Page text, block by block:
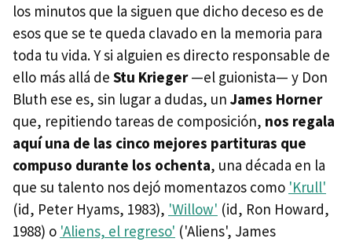
los minutos que la siguen que dicho deceso es de
esos que se te queda clavado en la memoria para
toda tu vida. Y si alguien es directo responsable de
ello más allá de Stu Krieger—el guionista— y Don
Bluth ese es, sin lugar a dudas, un James Horner
que, repitiendo tareas de composición, nos regala
aquí una de las cinco mejores partituras que
compuso durante los ochenta, una década en la
que su talento nos dejó momentazos como 'Krull'
(id, Peter Hyams, 1983), 'Willow' (id, Ron Howard,
1988) o 'Aliens, el regreso' ('Aliens', James